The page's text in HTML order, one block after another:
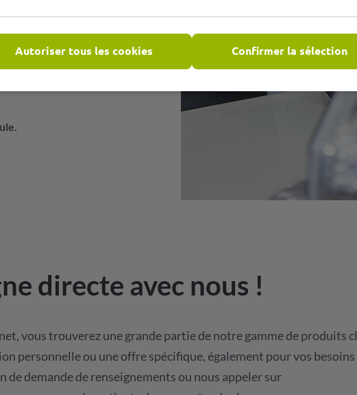
pourquoi nous avons déjà
production en série avec le
lesquelles la climatisation
directe avec nous !
vous trouverez une grande partie de notre gamme de produits
personnelle ou une offre spécifique, également pour vos
de demande de renseignements ou nous appeler sur
Autoriser tous les cookies Confirmer la sélection